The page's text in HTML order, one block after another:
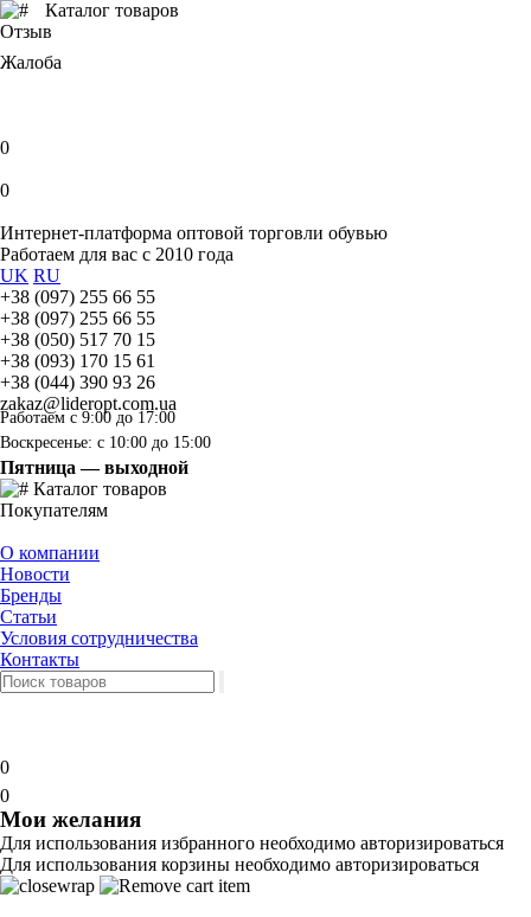
Каталог товаров
Отзыв
Жалоба
0
0
Интернет-платформа оптовой торговли обувью
Работаем для вас с 2010 года
UK RU
+38 (097) 255 66 55
+38 (097) 255 66 55
+38 (050) 517 70 15
+38 (093) 170 15 61
+38 (044) 390 93 26
zakaz@lideropt.com.ua
Работаем с 9:00 до 17:00
Воскресенье: с 10:00 до 15:00
Пятница — выходной
Каталог товаров
Покупателям
О компании
Новости
Бренды
Статьи
Условия сотрудничества
Контакты
0
0
Мои желания
Для использования избранного необходимо авторизироваться
Для использования корзины необходимо авторизироваться